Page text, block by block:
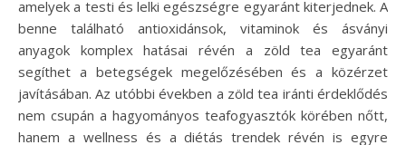
amelyek a testi és lelki egészségre egyaránt kiterjednek. A
benne található antioxidánsok, vitaminok és ásványi
anyagok komplex hatásai révén a zöld tea egyaránt
segíthet a betegségek megelőzésében és a közérzet
javításában. Az utóbbi években a zöld tea iránti érdeklődés
nem csupán a hagyományos teafogyasztók körében nőtt,
hanem a wellness és a diétás trendek révén is egyre